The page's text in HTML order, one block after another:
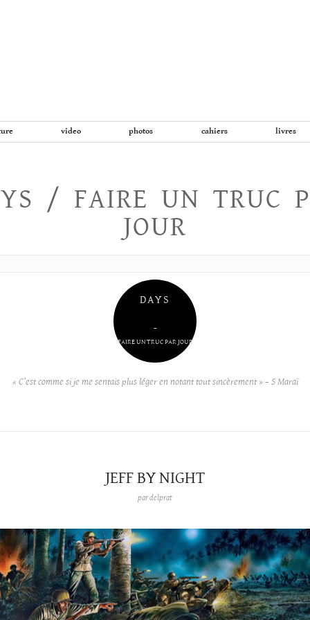
video photos cahiers livres
/ FAIRE UN TRUC
JOUR
DAYS
–
FAIRE UN TRUC PAR JOUR
« C’est comme si je me sentais plus léger en notant tout sincèrement » – S Maraï
JEFF BY NIGHT
pardelprat